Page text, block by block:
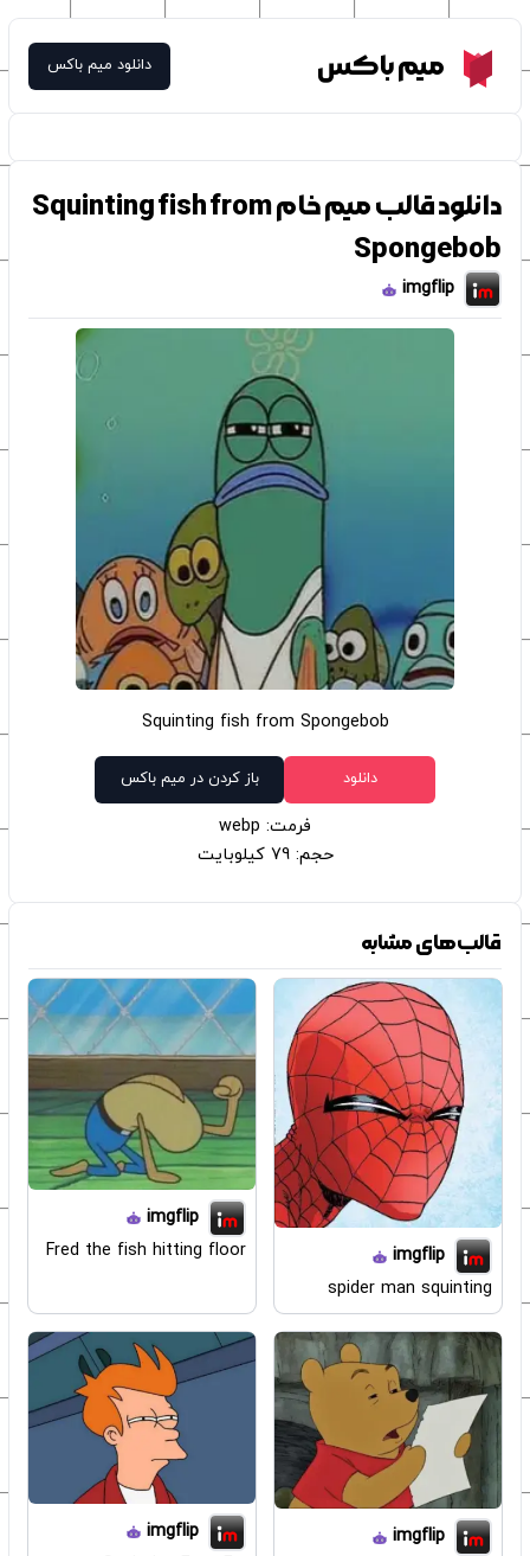
Meme Boxمیم باکس دانلود میم باکس
دانلود قالب میم خام Squinting fish from
Spongebob
imgflip
Squinting fish from Spongebob
دانلود باز کردن در میم باکس
فرمت: webp
حجم: 79 کیلوبایت
قالب‌های مشابه
imgflip
spider man squinting
imgflip
Fred the fish hitting floor
imgflip
imgflip